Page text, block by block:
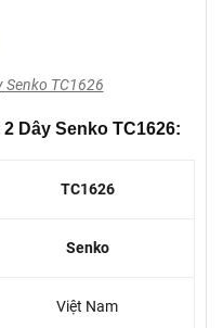
Senko TC1626
Dây Senko TC1626:
TC1626
Senko
Việt Nam